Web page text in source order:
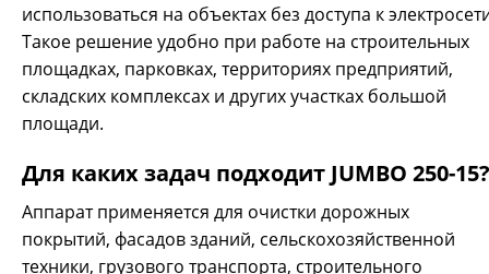
использоваться на объектах без доступа к
Такое решение удобно при работе на строительных
площадках, парковках, территориях предприятий,
складских комплексах и других участках большой
площади.
Для каких задач подходит JUMBO 250-15?
Аппарат применяется для очистки дорожных
покрытий, фасадов зданий, сельскохозяйственной
техники, грузового транспорта, строительного